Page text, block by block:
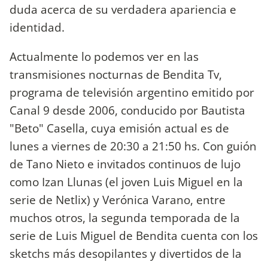
duda acerca de su verdadera apariencia e
identidad.
Actualmente lo podemos ver en las
transmisiones nocturnas de Bendita Tv,
programa de televisión argentino emitido por
Canal 9 desde 2006, conducido por Bautista
"Beto" Casella, cuya emisión actual es de
lunes a viernes de 20:30 a 21:50 hs. Con guión
de Tano Nieto e invitados continuos de lujo
como Izan Llunas (el joven Luis Miguel en la
serie de Netlix) y Verónica Varano, entre
muchos otros, la segunda temporada de la
serie de Luis Miguel de Bendita cuenta con los
sketchs más desopilantes y divertidos de la